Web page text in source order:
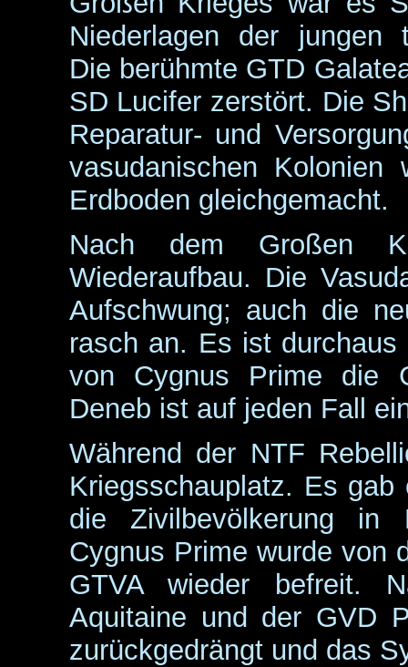
Niederlagen der jungen
Die berühmte GTD
SD Lucifer zerstört. Die
Reparatur- und
vasudanischen
Erdboden gleichgemacht.
Nach dem Großen
Wiederaufbau. Die
Aufschwung; auch die
rasch an. Es ist
von Cygnus Prime die
Deneb ist auf jeden Fall
Während der NTF
Kriegsschauplatz. Es
die Zivilbevölkerung in
Cygnus Prime wurde von
GTVA wieder befreit.
Aquitaine und der GVD
zurückgedrängt und das